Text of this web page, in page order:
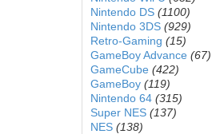
Nintendo DS (1100)
Nintendo 3DS (929)
Retro-Gaming (15)
GameBoy Advance (67)
GameCube (422)
GameBoy (119)
Nintendo 64 (315)
Super NES (137)
NES (138)